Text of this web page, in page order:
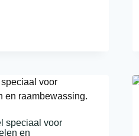
speciaal voor
en